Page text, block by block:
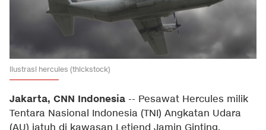
ilustrasi hercules (thickstock)
Jakarta, CNN Indonesia -- Pesawat Hercules milik
Tentara Nasional Indonesia (TNI) Angkatan Udara